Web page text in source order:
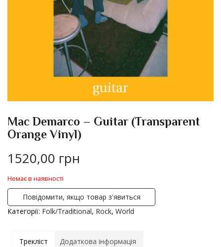
Mac Demarco – Guitar (Transparent
Orange Vinyl)
1520,00 грн
Немає в наявності
Повідомити, якщо товар з'явиться
Категорії: Folk/Traditional, Rock, World
Трекліст Додаткова інформація